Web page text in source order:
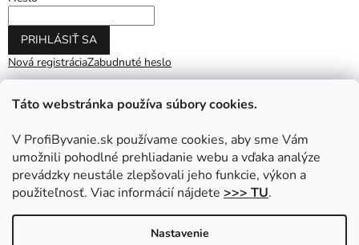
Táto webstránka používa súbory cookies.
V ProfiByvanie.sk používame cookies, aby sme Vám
umožnili pohodlné prehliadanie webu a vďaka analýze
prevádzky neustále zlepšovali jeho funkcie, výkon a
použiteľnosť. Viac informácií nájdete >>> TU.
Nastavenie
PRIHLÁSIŤ SA
Nová registráciaZabudnuté heslo